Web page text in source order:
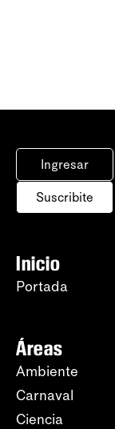
Ingresar
Suscribite
Inicio
Portada
Áreas
Ambiente
Carnaval
Ciencia